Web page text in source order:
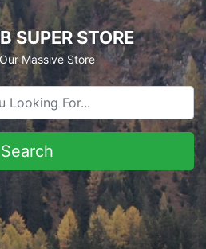
SUPER STORE
Massive Store